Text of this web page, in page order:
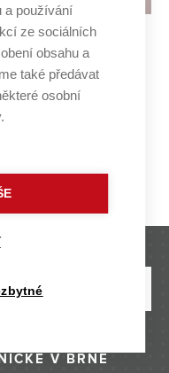
Hydal,
Nafigate
špičkových
produktů, převzali 14.
»
V BRNĚ
a používání
ze sociálních
obsahu a
také předávat
osobní